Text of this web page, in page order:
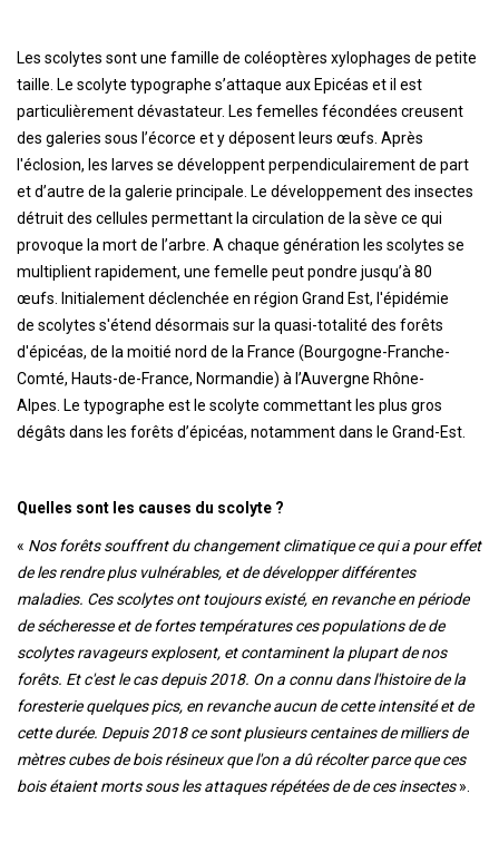
Les scolytes sont une famille de coléoptères xylophages de petite
taille. Le scolyte typographe s’attaque aux Epicéas et il est
particulièrement dévastateur. Les femelles fécondées creusent
des galeries sous l’écorce et y déposent leurs œufs. Après
l'éclosion, les larves se développent perpendiculairement de part
et d’autre de la galerie principale. Le développement des insectes
détruit des cellules permettant la circulation de la sève ce qui
provoque la mort de l’arbre. A chaque génération les scolytes se
multiplient rapidement, une femelle peut pondre jusqu’à 80
œufs. Initialement déclenchée en région Grand Est, l'épidémie
de scolytes s'étend désormais sur la quasi-totalité des forêts
d'épicéas, de la moitié nord de la France (Bourgogne-Franche-
Comté, Hauts-de-France, Normandie) à l’Auvergne Rhône-
Alpes. Le typographe est le scolyte commettant les plus gros
dégâts dans les forêts d’épicéas, notamment dans le Grand-Est.
Quelles sont les causes du scolyte ?
« Nos forêts souffrent du changement climatique ce qui a pour effet
de les rendre plus vulnérables, et de développer différentes
maladies. Ces scolytes ont toujours existé, en revanche en période
de sécheresse et de fortes températures ces populations de de
scolytes ravageurs explosent, et contaminent la plupart de nos
forêts. Et c'est le cas depuis 2018. On a connu dans l'histoire de la
foresterie quelques pics, en revanche aucun de cette intensité et de
cette durée. Depuis 2018 ce sont plusieurs centaines de milliers de
mètres cubes de bois résineux que l'on a dû récolter parce que ces
bois étaient morts sous les attaques répétées de de ces insectes».